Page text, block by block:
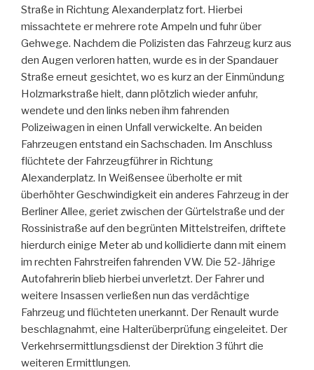
Straße in Richtung Alexanderplatz fort. Hierbei
missachtete er mehrere rote Ampeln und fuhr über
Gehwege. Nachdem die Polizisten das Fahrzeug kurz aus
den Augen verloren hatten, wurde es in der Spandauer
Straße erneut gesichtet, wo es kurz an der Einmündung
Holzmarkstraße hielt, dann plötzlich wieder anfuhr,
wendete und den links neben ihm fahrenden
Polizeiwagen in einen Unfall verwickelte. An beiden
Fahrzeugen entstand ein Sachschaden. Im Anschluss
flüchtete der Fahrzeugführer in Richtung
Alexanderplatz. In Weißensee überholte er mit
überhöhter Geschwindigkeit ein anderes Fahrzeug in der
Berliner Allee, geriet zwischen der Gürtelstraße und der
Rossinistraße auf den begrünten Mittelstreifen, driftete
hierdurch einige Meter ab und kollidierte dann mit einem
im rechten Fahrstreifen fahrenden VW. Die 52-Jährige
Autofahrerin blieb hierbei unverletzt. Der Fahrer und
weitere Insassen verließen nun das verdächtige
Fahrzeug und flüchteten unerkannt. Der Renault wurde
beschlagnahmt, eine Halterüberprüfung eingeleitet. Der
Verkehrsermittlungsdienst der Direktion 3 führt die
weiteren Ermittlungen.